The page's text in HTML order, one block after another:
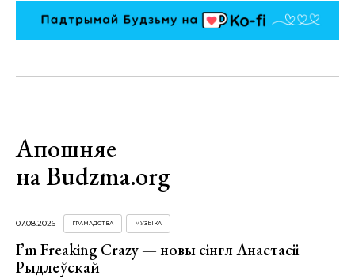
Апошняе
на Budzma.org
07.08.2026 ГРАМАДСТВА МУЗЫКА
I’m Freaking Crazy — новы сінгл Анастасіі
Рыдлеўскай